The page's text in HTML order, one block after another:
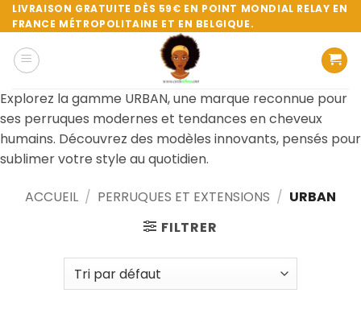
Passer
au
contenu
LIVRAISON GRATUITE DÈS 59€ EN POINT MONDIAL RELAY EN
FRANCE MÉTROPOLITAINE ET EN BELGIQUE.
Explorez la gamme URBAN, une marque reconnue pour
ses perruques modernes et tendances en cheveux
humains. Découvrez des modèles innovants, pensés pour
sublimer votre style au quotidien.
ACCUEIL / PERRUQUES ET EXTENSIONS / URBAN
FILTRER